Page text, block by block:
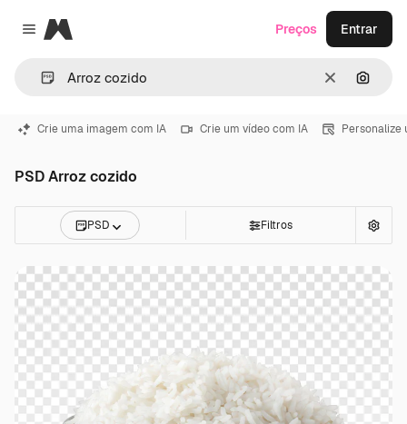
Close menu
Magnific
Limpar
Preços Entrar
Crie uma imagem com IA Crie um vídeo com IA Personalize
PSD Arroz cozido
PSD Filtros